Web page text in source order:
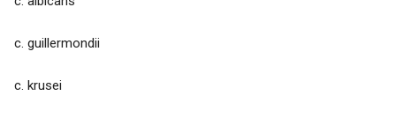
c. guillermondii
c. krusei